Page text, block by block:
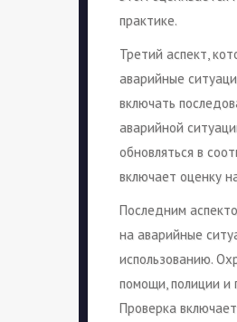
практике.
Третий аспект,
аварийные
включать
аварийной
обновляться в
включает оценку
Последним
на аварийные
использованию.
помощи, полиции и
Проверка